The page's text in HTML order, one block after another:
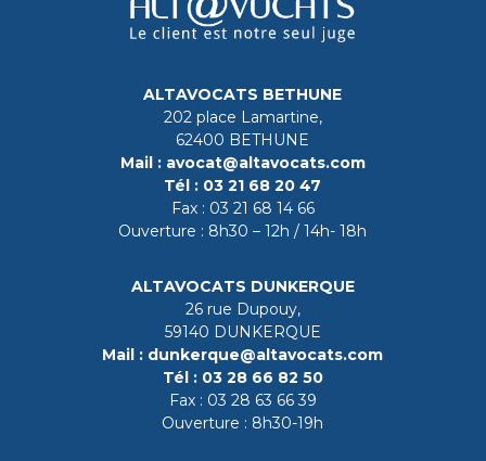
ALTAVOCATS BETHUNE
202 place Lamartine,
62400 BETHUNE
Mail : avocat@altavocats.com
Tél : 03 21 68 20 47
Fax : 03 21 68 14 66
Ouverture : 8h30 – 12h / 14h- 18h
ALTAVOCATS DUNKERQUE
26 rue Dupouy,
59140 DUNKERQUE
Mail : dunkerque@altavocats.com
Tél : 03 28 66 82 50
Fax : 03 28 63 66 39
Ouverture : 8h30-19h